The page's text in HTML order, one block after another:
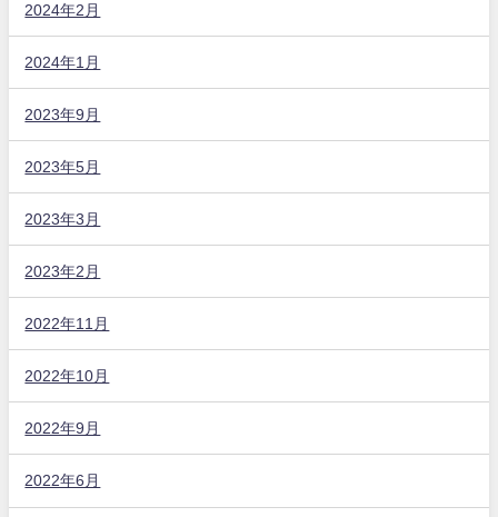
2024年2月
2024年1月
2023年9月
2023年5月
2023年3月
2023年2月
2022年11月
2022年10月
2022年9月
2022年6月